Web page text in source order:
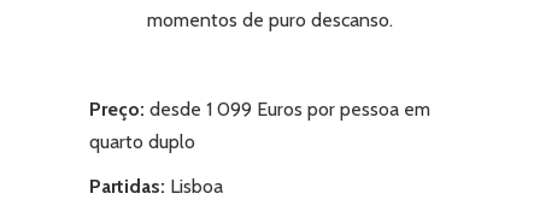
momentos de puro descanso.
Preço: desde 1 099 Euros por pessoa em
quarto duplo
Partidas: Lisboa